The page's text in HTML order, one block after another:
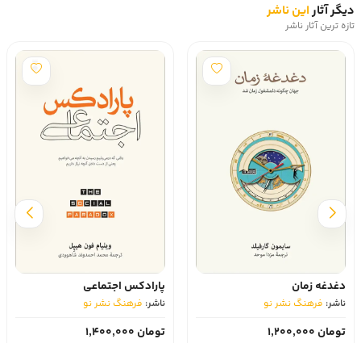
دیگر آثاراین ناشر
تازه ترین آثار ناشر
دغدغه زمان
ناشر: فرهنگ نشر نو
تومان 1,200,000
پارادکس اجتماعی
ناشر: فرهنگ نشر نو
تومان 1,400,000